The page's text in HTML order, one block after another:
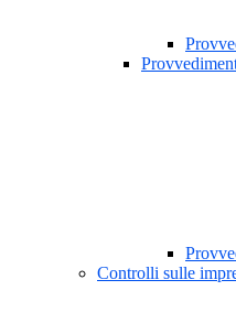
Controlli sulle